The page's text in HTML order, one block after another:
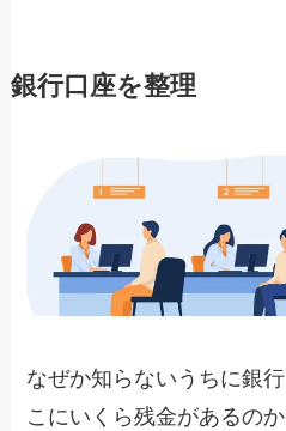
銀行口座を整理
なぜか知らないうちに銀
こにいくら残金があるの